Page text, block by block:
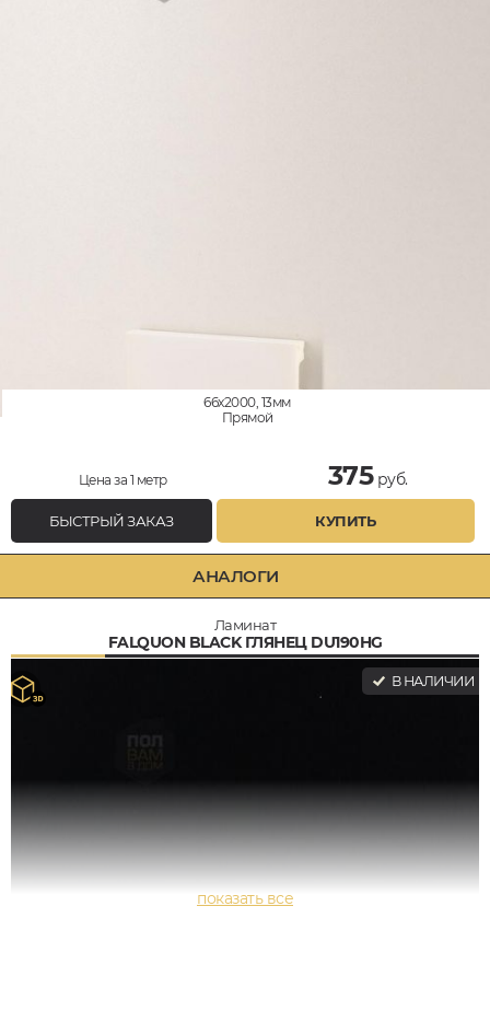
66x2000, 13мм
Прямой
Цена за 1 метр 375руб.
БЫСТРЫЙ ЗАКАЗ КУПИТЬ
АНАЛОГИ
Ламинат
FALQUON BLACK ГЛЯНЕЦ DU190HG
В НАЛИЧИИ